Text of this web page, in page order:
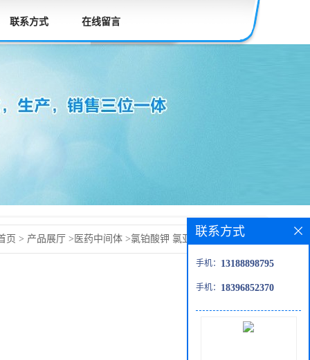
联系方式 在线留言
页 > 产品展厅 > 医药中间体 >氯铂酸钾 氯亚铂酸钾价格
联系方式
手机： 13188898795
手机： 18396852370